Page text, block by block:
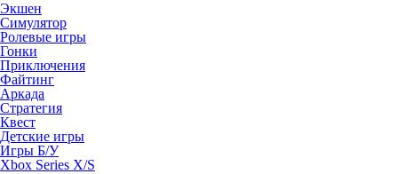
Экшен
Симулятор
Ролевые игры
Гонки
Приключения
Файтинг
Аркада
Стратегия
Квест
Детские игры
Игры Б/У
Xbox Series X/S